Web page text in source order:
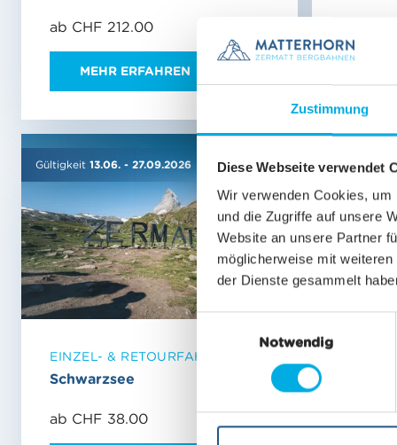
Zustimmung
Diese Webseite verwendet
Wir verwenden Cookies,
und die Zugriffe auf unsere
Website an unsere Partner
möglicherweise mit
der Dienste gesammelt
E
n
Notwendig
ab CHF 212.00
MEHR ERFAHREN
Gültigkeit 13.06. - 27.09.2026
EINZEL- & RETOURFAHRTEN
Schwarzsee
ab CHF 38.00
Gültigkeit
ab CHF